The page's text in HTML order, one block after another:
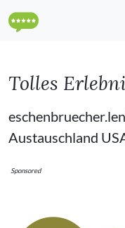
Tolles
Austauschland
Sponsored